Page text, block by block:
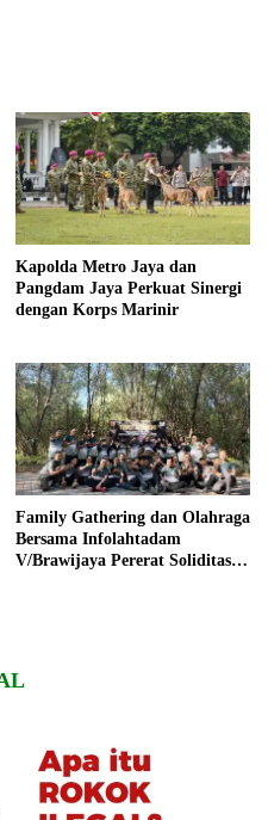
Kapolda Metro Jaya dan
Pangdam Jaya Perkuat Sinergi
dengan Korps Marinir
Family Gathering dan Olahraga
Bersama Infolahtadam
V/Brawijaya Pererat Soliditas